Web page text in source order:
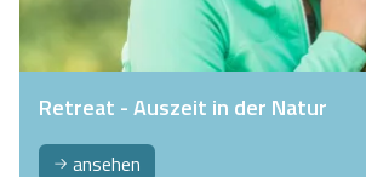
Retreat - Auszeit in der Natur
ansehen